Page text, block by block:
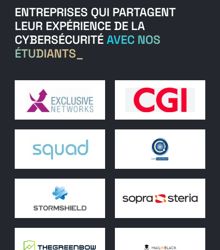
ENTREPRISES QUI PARTAGENT
LEUR EXPÉRIENCE DE LA
CYBERSÉCURITÉAVEC NOS
ÉTUDIANTS